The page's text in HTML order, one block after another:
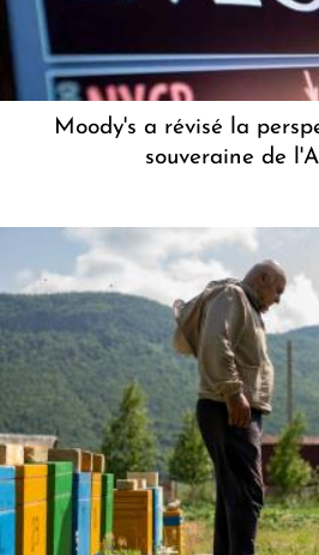
Moody's a révisé la
souveraine de